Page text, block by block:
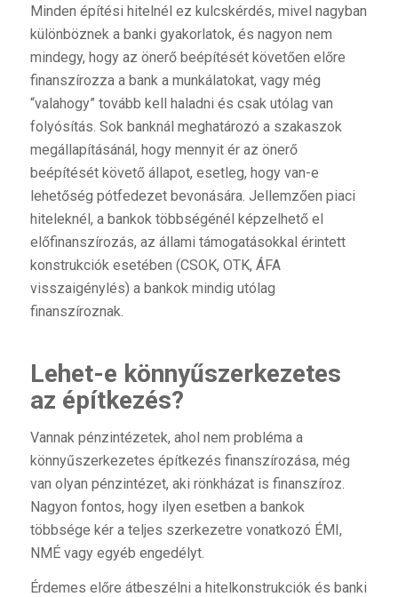
Minden építési hitelnél ez kulcskérdés, mivel nagyban
különböznek a banki gyakorlatok, és nagyon nem
mindegy, hogy az önerő beépítését követően előre
finanszírozza a bank a munkálatokat, vagy még
“valahogy” tovább kell haladni és csak utólag van
folyósítás. Sok banknál meghatározó a szakaszok
megállapításánál, hogy mennyit ér az önerő
beépítését követő állapot, esetleg, hogy van-e
lehetőség pótfedezet bevonására. Jellemzően piaci
hiteleknél, a bankok többségénél képzelhető el
előfinanszírozás, az állami támogatásokkal érintett
konstrukciók esetében (CSOK, OTK, ÁFA
visszaigénylés) a bankok mindig utólag
finanszíroznak.
Lehet-e könnyűszerkezetes
az építkezés?
Vannak pénzintézetek, ahol nem probléma a
könnyűszerkezetes építkezés finanszírozása, még
van olyan pénzintézet, aki rönkházat is finanszíroz.
Nagyon fontos, hogy ilyen esetben a bankok
többsége kér a teljes szerkezetre vonatkozó ÉMI,
NMÉ vagy egyéb engedélyt.
Érdemes előre átbeszélni a hitelkonstrukciók és banki